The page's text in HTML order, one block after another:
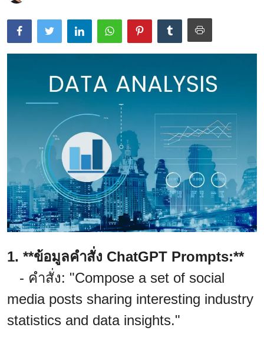
1. **ข้อมูลคำสั่ง ChatGPT Prompts:**
- คำสั่ง: "Compose a set of social
media posts sharing interesting industry
statistics and data insights."